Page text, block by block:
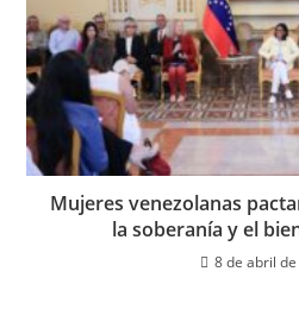
Mujeres venezolanas
la soberanía y el
8 de abril